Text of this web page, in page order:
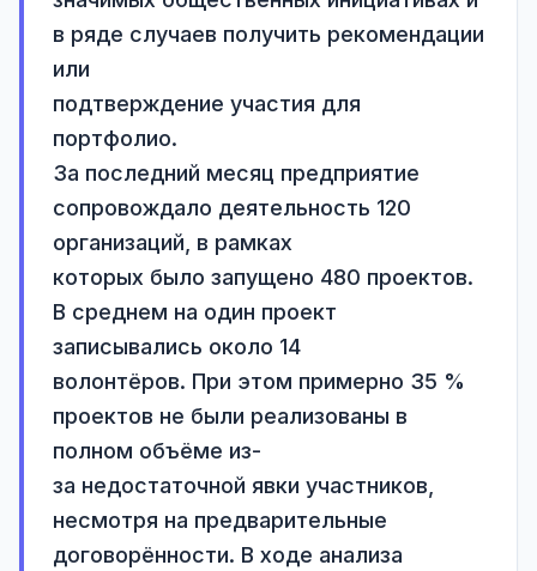
в ряде случаев получить рекомендации
или
подтверждение участия для
портфолио.
За последний месяц предприятие
сопровождало деятельность 120
организаций, в рамках
которых было запущено 480 проектов.
В среднем на один проект
записывались около 14
волонтёров. При этом примерно 35 %
проектов не были реализованы в
полном объёме из-
за недостаточной явки участников,
несмотря на предварительные
договорённости. В ходе анализа